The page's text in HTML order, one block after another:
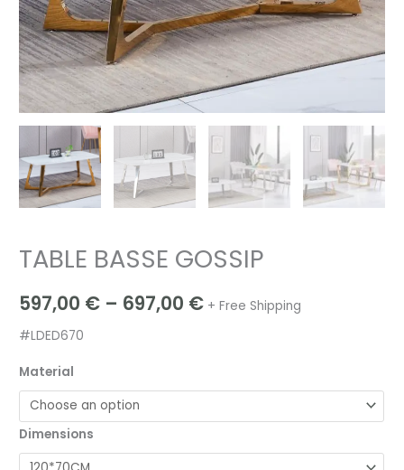
TABLE BASSE GOSSIP
597,00 € – 697,00 € + Free Shipping
#LDED670
Material
Dimensions